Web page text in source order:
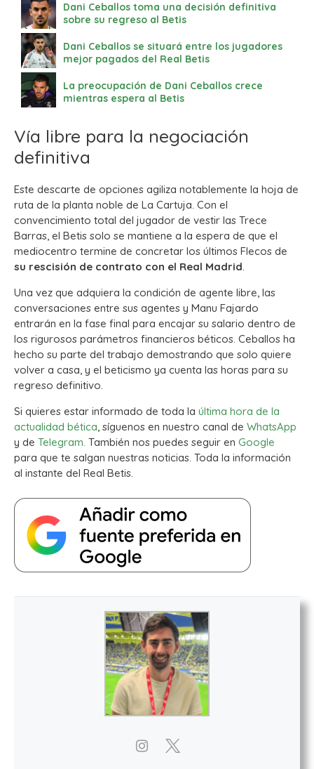
Dani Ceballos toma una decisión definitiva
sobre su regreso al Betis
Dani Ceballos se situará entre los jugadores
mejor pagados del Real Betis
La preocupación de Dani Ceballos crece
mientras espera al Betis
Vía libre para la negociación
definitiva
Este descarte de opciones agiliza notablemente la hoja de
ruta de la planta noble de La Cartuja. Con el
convencimiento total del jugador de vestir las Trece
Barras, el Betis solo se mantiene a la espera de que el
mediocentro termine de concretar los últimos Flecos de
su rescisión de contrato con el Real Madrid.
Una vez que adquiera la condición de agente libre, las
conversaciones entre sus agentes y Manu Fajardo
entrarán en la fase final para encajar su salario dentro de
los rigurosos parámetros financieros béticos. Ceballos ha
hecho su parte del trabajo demostrando que solo quiere
volver a casa, y el beticismo ya cuenta las horas para su
regreso definitivo.
Si quieres estar informado de toda la última hora de la
actualidad bética, síguenos en nuestro canal de WhatsApp
y de Telegram. También nos puedes seguir en Google
para que te salgan nuestras noticias. Toda la información
al instante del Real Betis.